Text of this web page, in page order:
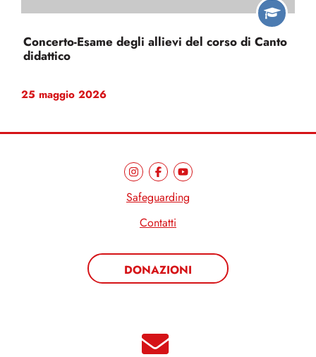
Concerto-Esame degli allievi del corso di Canto
didattico
25 maggio 2026
Safeguarding
Contatti
DONAZIONI